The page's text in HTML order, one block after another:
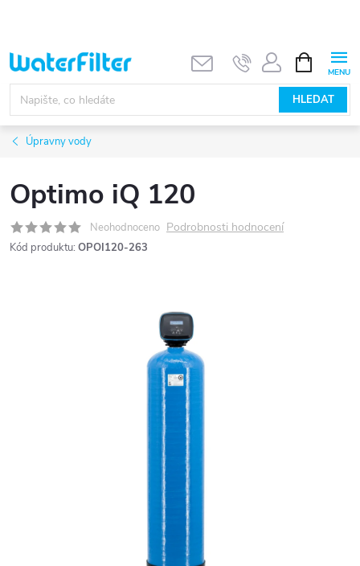
obsah
HLEDAT
NÁKUPNÍ
KOŠÍK
Úpravny vody
Optimo iQ 120
Neohodnoceno Podrobnosti hodnocení
Kód produktu: OPOI120-263